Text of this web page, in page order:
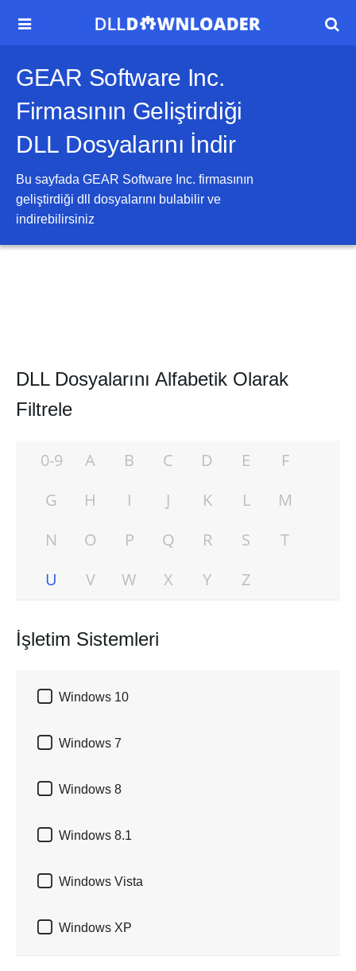
 
GEAR Software Inc.
Firmasının Geliştirdiği
DLL Dosyalarını İndir
Bu sayfada GEAR Software Inc. firmasının
geliştirdiği dll dosyalarını bulabilir ve
indirebilirsiniz
DLL Dosyalarını Alfabetik Olarak
Filtrele
0-9 A B C D E
F
G
H I J K L
M
N
O P Q R S
T
U
V W X Y Z
İşletim Sistemleri
 Windows 10
 Windows 7
 Windows 8
 Windows 8.1
 Windows Vista
 Windows XP